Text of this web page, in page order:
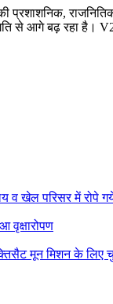
प्रशाशनिक,
आगे बढ़ रहा है।
व खेल परिसर में रोपे
वृक्षारोपण
मून मिशन के लिए